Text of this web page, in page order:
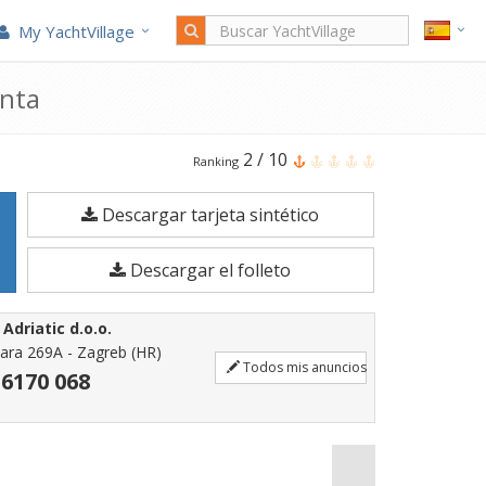
My YachtVillage
El
SACS
Strider
15
es
un
Ranking 2 / 10
Descargar tarjeta sintético
Descargar el folleto
d.o.o.
269A - Zagreb (HR)
068 Todos mis anuncios